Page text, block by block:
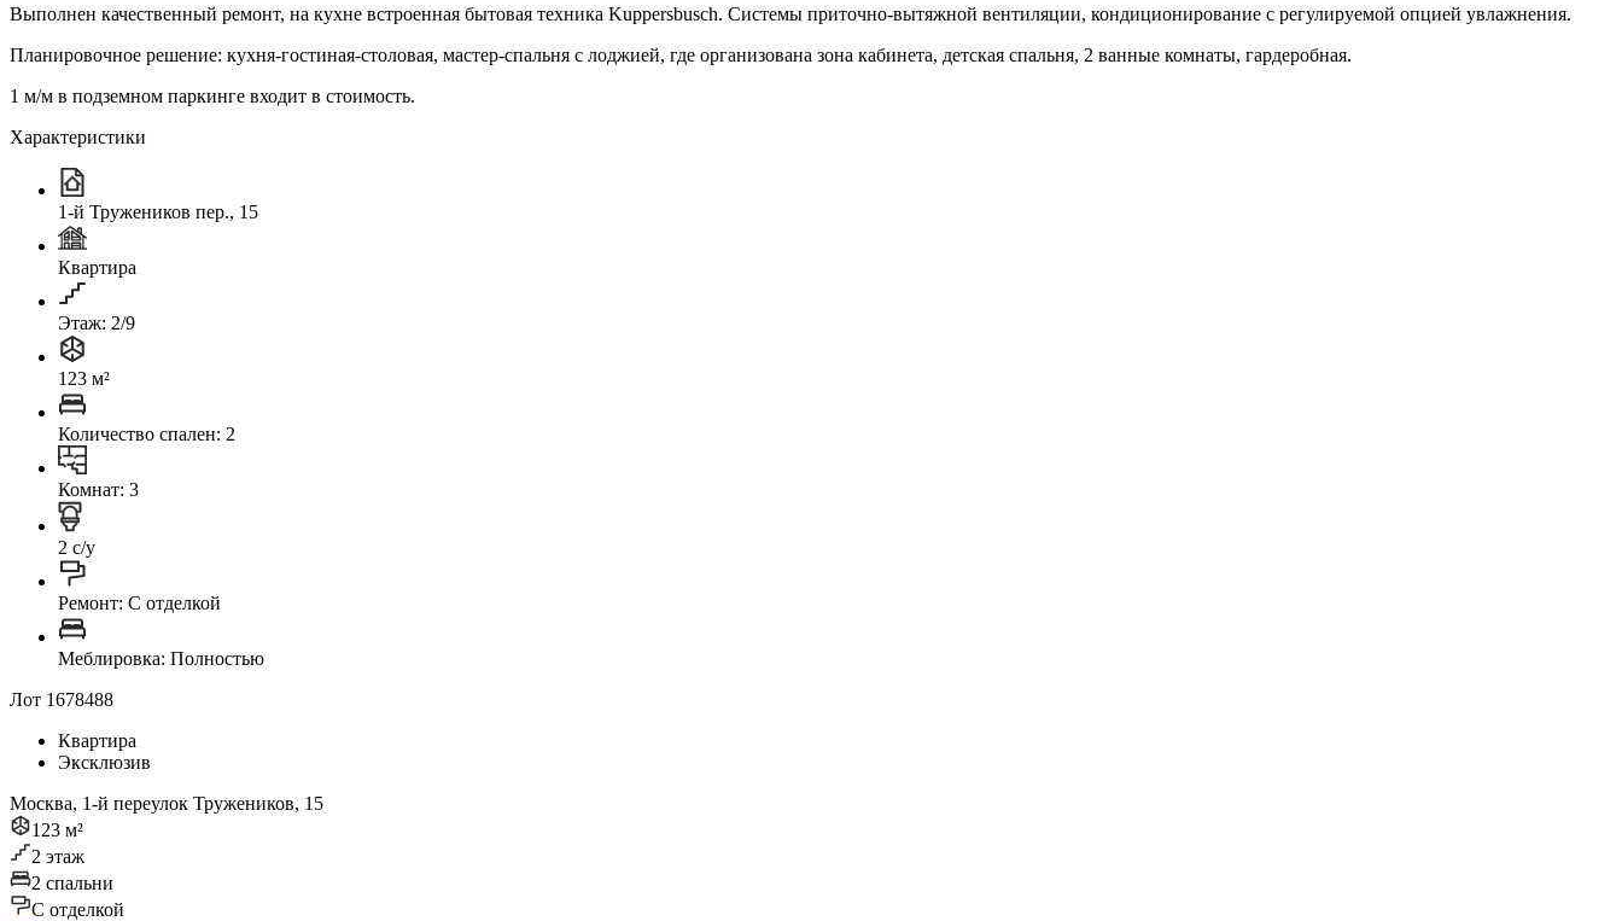
Выполнен качественный ремонт, на кухне встроенная бытовая техника Kuppersbusch. Системы приточно-вытяжной вентиляции, кондиционирование с регулируемой опцией увлажнения.
Планировочное решение: кухня-гостиная-столовая, мастер-спальня с лоджией, где организована зона кабинета, детская спальня, 2 ванные комнаты, гардеробная.
1 м/м в подземном паркинге входит в стоимость.
Характеристики
1-й Тружеников пер., 15
Квартира
Этаж: 2/9
123 м²
Количество спален: 2
Комнат: 3
2 с/у
Ремонт: C отделкой
Меблировка: Полностью
Лот 1678488
Квартира
Эксклюзив
Москва, 1-й переулок Тружеников, 15
123 м²
2 этаж
2 спальни
C отделкой